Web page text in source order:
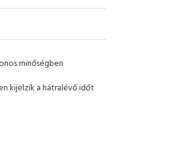
minőségben
kijelzik a hátralévő időt